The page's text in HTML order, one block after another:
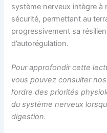
système nerveux intègre à
sécurité, permettant au
progressivement sa
d’autorégulation.
Pour approfondir cette
vous pouvez consulter
l’ordre des priorités
du système nerveux
digestion.